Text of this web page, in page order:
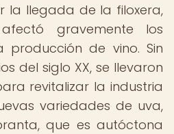
la llegada de la filoxera,
gravemente los
producción de vino. Sin
del siglo XX, se llevaron
revitalizar la industria
variedades de uva,
que es autóctona